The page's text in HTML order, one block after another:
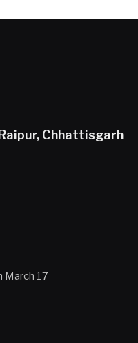
Chhattisgarh